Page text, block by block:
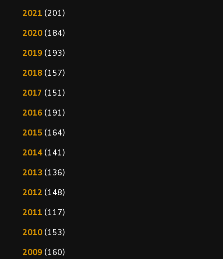
2021 (201)
2020(184)
2019(193)
2018(157)
2017 (151)
2016(191)
2015(164)
2014(141)
2013(136)
2012 (148)
2011 (117)
2010(153)
2009(160)